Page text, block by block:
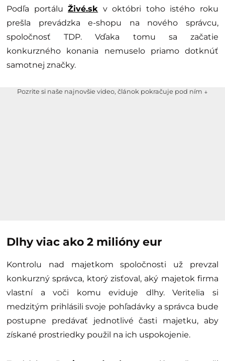
Podľa portáluŽivé.sk v októbri toho istého roku
prešla prevádzka e-shopu na nového správcu,
spoločnosť TDP. Vďaka tomu sa začatie
konkurzného konania nemuselo priamo dotknúť
samotnej značky.
Pozrite si naše najnovšie video, článok pokračuje pod ním ↓
Dlhy viac ako 2 milióny eur
Kontrolu nad majetkom spoločnosti už prevzal
konkurzný správca, ktorý zisťoval, aký majetok firma
vlastní a voči komu eviduje dlhy. Veritelia si
medzitým prihlásili svoje pohľadávky a správca bude
postupne predávať jednotlivé časti majetku, aby
získané prostriedky použil na ich uspokojenie.